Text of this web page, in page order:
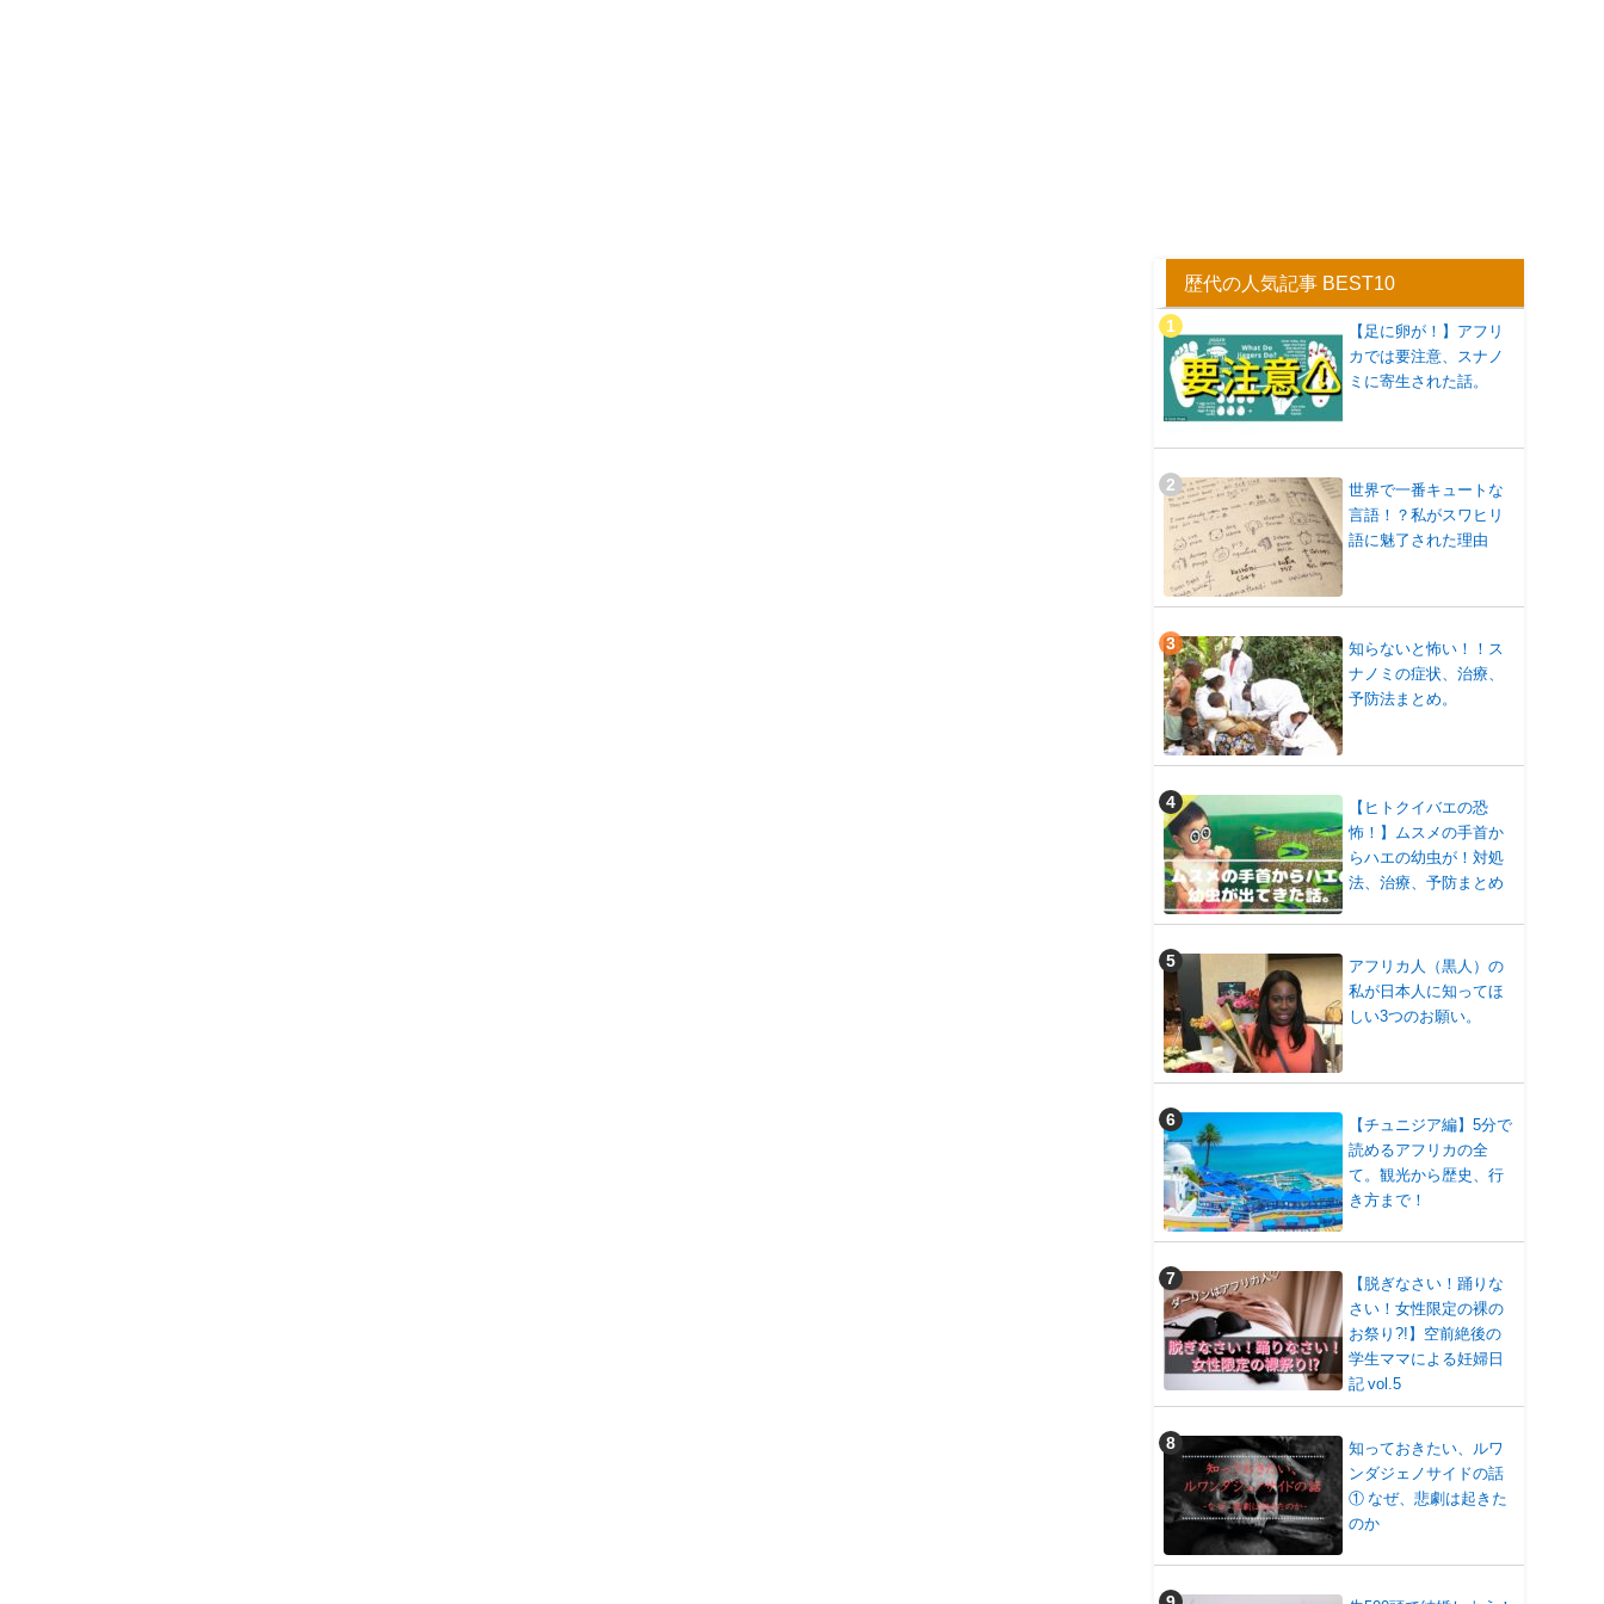
歴代の人気記事 BEST10
【足に卵が！】アフリ
カでは要注意、スナノ
ミに寄生された話。
世界で一番キュートな
言語！？私がスワヒリ
語に魅了された理由
知らないと怖い！！ス
ナノミの症状、治療、
予防法まとめ。
【ヒトクイバエの恐
怖！】ムスメの手首か
らハエの幼虫が！対処
法、治療、予防まとめ
アフリカ人（黒人）の
私が日本人に知ってほ
しい3つのお願い。
【チュニジア編】5分で
読めるアフリカの全
て。観光から歴史、行
き方まで！
【脱ぎなさい！踊りな
さい！女性限定の裸の
お祭り?!】空前絶後の
学生ママによる妊婦日
記 vol.5
知っておきたい、ルワ
ンダジェノサイドの話
① なぜ、悲劇は起きた
のか